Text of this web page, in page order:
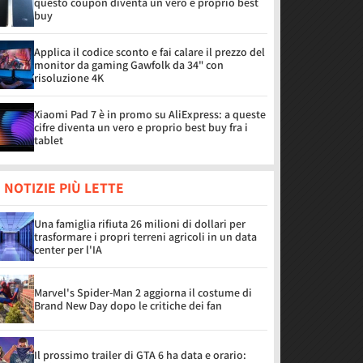
buy
Applica il codice sconto e fai calare il prezzo del
monitor da gaming Gawfolk da 34" con
risoluzione 4K
Xiaomi Pad 7 è in promo su AliExpress: a queste
cifre diventa un vero e proprio best buy fra i
tablet
NOTIZIE PIÙ LETTE
Una famiglia rifiuta 26 milioni di dollari per
trasformare i propri terreni agricoli in un data
center per l'IA
Marvel's Spider-Man 2 aggiorna il costume di
Brand New Day dopo le critiche dei fan
Il prossimo trailer di GTA 6 ha data e orario: